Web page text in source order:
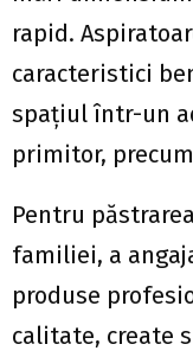
rapid.
caracteristici
spațiul într-un
primitor,
Pentru
familiei, a
produse
calitate, create